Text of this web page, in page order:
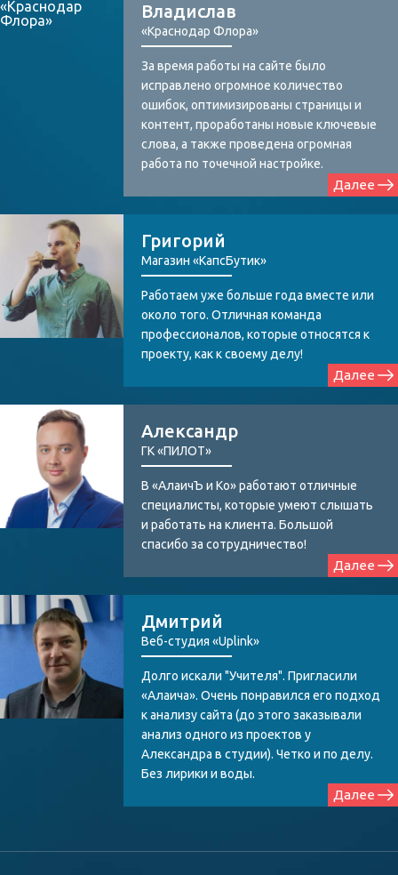
Владислав
«Краснодар Флора»
За время работы на сайте было
исправлено огромное количество
ошибок, оптимизированы страницы и
контент, проработаны новые ключевые
слова, а также проведена огромная
работа по точечной настройке.
Далее
Григорий
Магазин «КапсБутик»
Работаем уже больше года вместе или
около того. Отличная команда
профессионалов, которые относятся к
проекту, как к своему делу!
Далее
Александр
ГК «ПИЛОТ»
В «АлаичЪ и Ко» работают отличные
специалисты, которые умеют слышать
и работать на клиента. Большой
спасибо за сотрудничество!
Далее
Дмитрий
Веб-студия «Uplink»
Долго искали "Учителя". Пригласили
«Алаича». Очень понравился его подход
к анализу сайта (до этого заказывали
анализ одного из проектов у
Александра в студии). Четко и по делу.
Без лирики и воды.
Далее